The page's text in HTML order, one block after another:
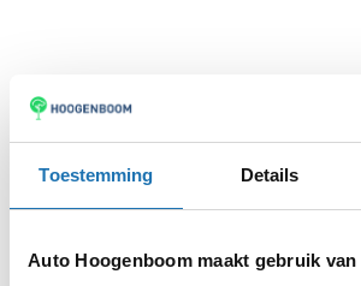
Toestemming Details
Auto Hoogenboom maakt gebruik